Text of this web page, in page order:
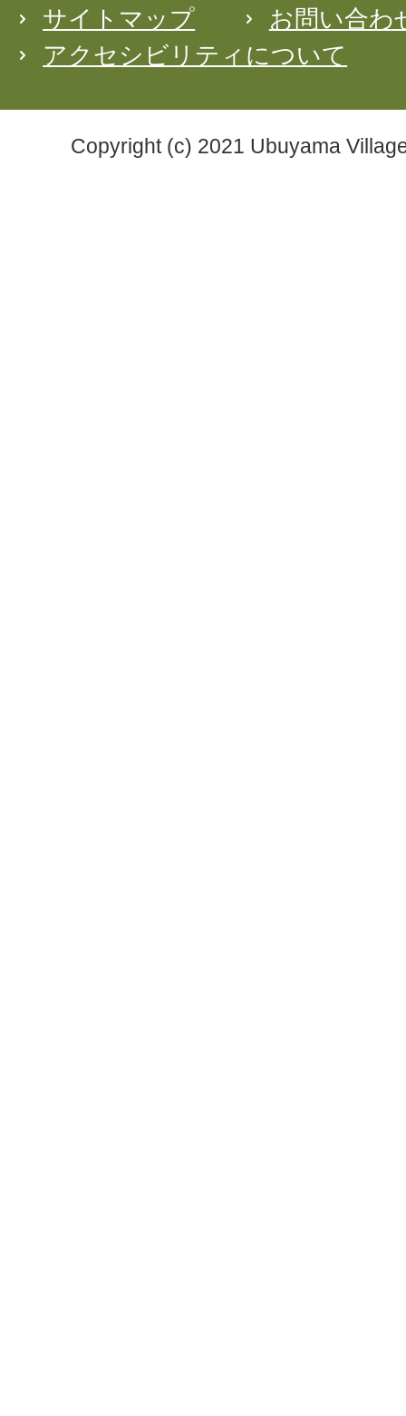
サイトマップ
お問い合わ
アクセシビリティについて
Copyright (c) 2021 Ubuyama